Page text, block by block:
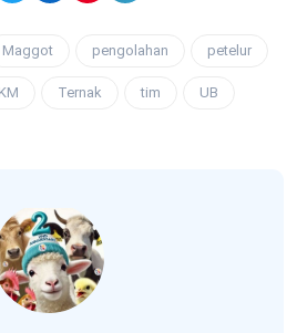
Maggot pengolahan petelur
Ternak tim UB